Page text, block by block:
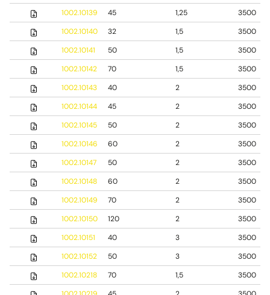
1002.10139
45 1,25
3500
1002.10140
32 1,5
3500
1002.10141
50 1,5
3500
1002.10142
70 1,5
3500
1002.10143
40 2
3500
1002.10144
45 2
3500
1002.10145
50 2
3500
1002.10146
60 2
3500
1002.10147
50 2
3500
1002.10148
60 2
3500
1002.10149
70 2
3500
1002.10150
120 2
3500
1002.10151
40 3
3500
1002.10152
50 3
3500
1002.10218
70 1,5
3500